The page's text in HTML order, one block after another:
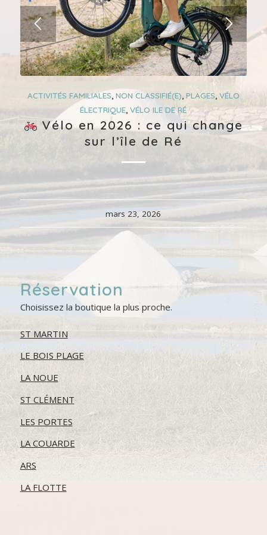
ACTIVITÉS FAMILIALES, NON CLASSIFIÉ(E) PLAGES, VÉLO
ÉLECTRIQUE,VÉLO ILE DE RÉ
Vélo en 2026 : ce qui change
sur l’île de Ré
mars 23, 2026
Réservation
Choisissez la boutique la plus proche.
ST MARTIN
LE BOIS PLAGE
LA NOUE
ST CLÉMENT
LES PORTES
LA COUARDE
ARS
LA FLOTTE